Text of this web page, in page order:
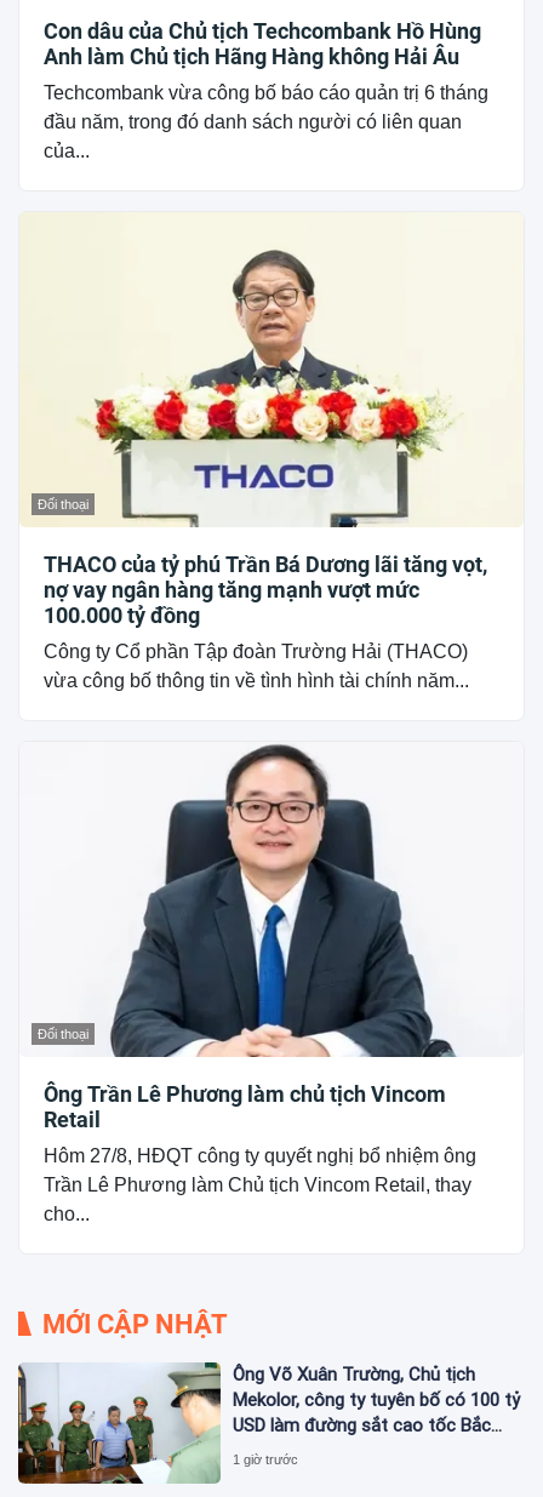
Con dâu của Chủ tịch Techcombank Hồ Hùng
Anh làm Chủ tịch Hãng Hàng không Hải Âu
Techcombank vừa công bố báo cáo quản trị 6 tháng
đầu năm, trong đó danh sách người có liên quan
của...
Đối thoại
THACO của tỷ phú Trần Bá Dương lãi tăng vọt,
nợ vay ngân hàng tăng mạnh vượt mức
100.000 tỷ đồng
Công ty Cổ phần Tập đoàn Trường Hải (THACO)
vừa công bố thông tin về tình hình tài chính năm...
Đối thoại
Ông Trần Lê Phương làm chủ tịch Vincom
Retail
Hôm 27/8, HĐQT công ty quyết nghị bổ nhiệm ông
Trần Lê Phương làm Chủ tịch Vincom Retail, thay
cho...
MỚI CẬP NHẬT
Ông Võ Xuân Trường, Chủ tịch
Mekolor, công ty tuyên bố có 100 tỷ
USD làm đường sắt cao tốc Bắc
Nam bị bắt
1 giờ trước